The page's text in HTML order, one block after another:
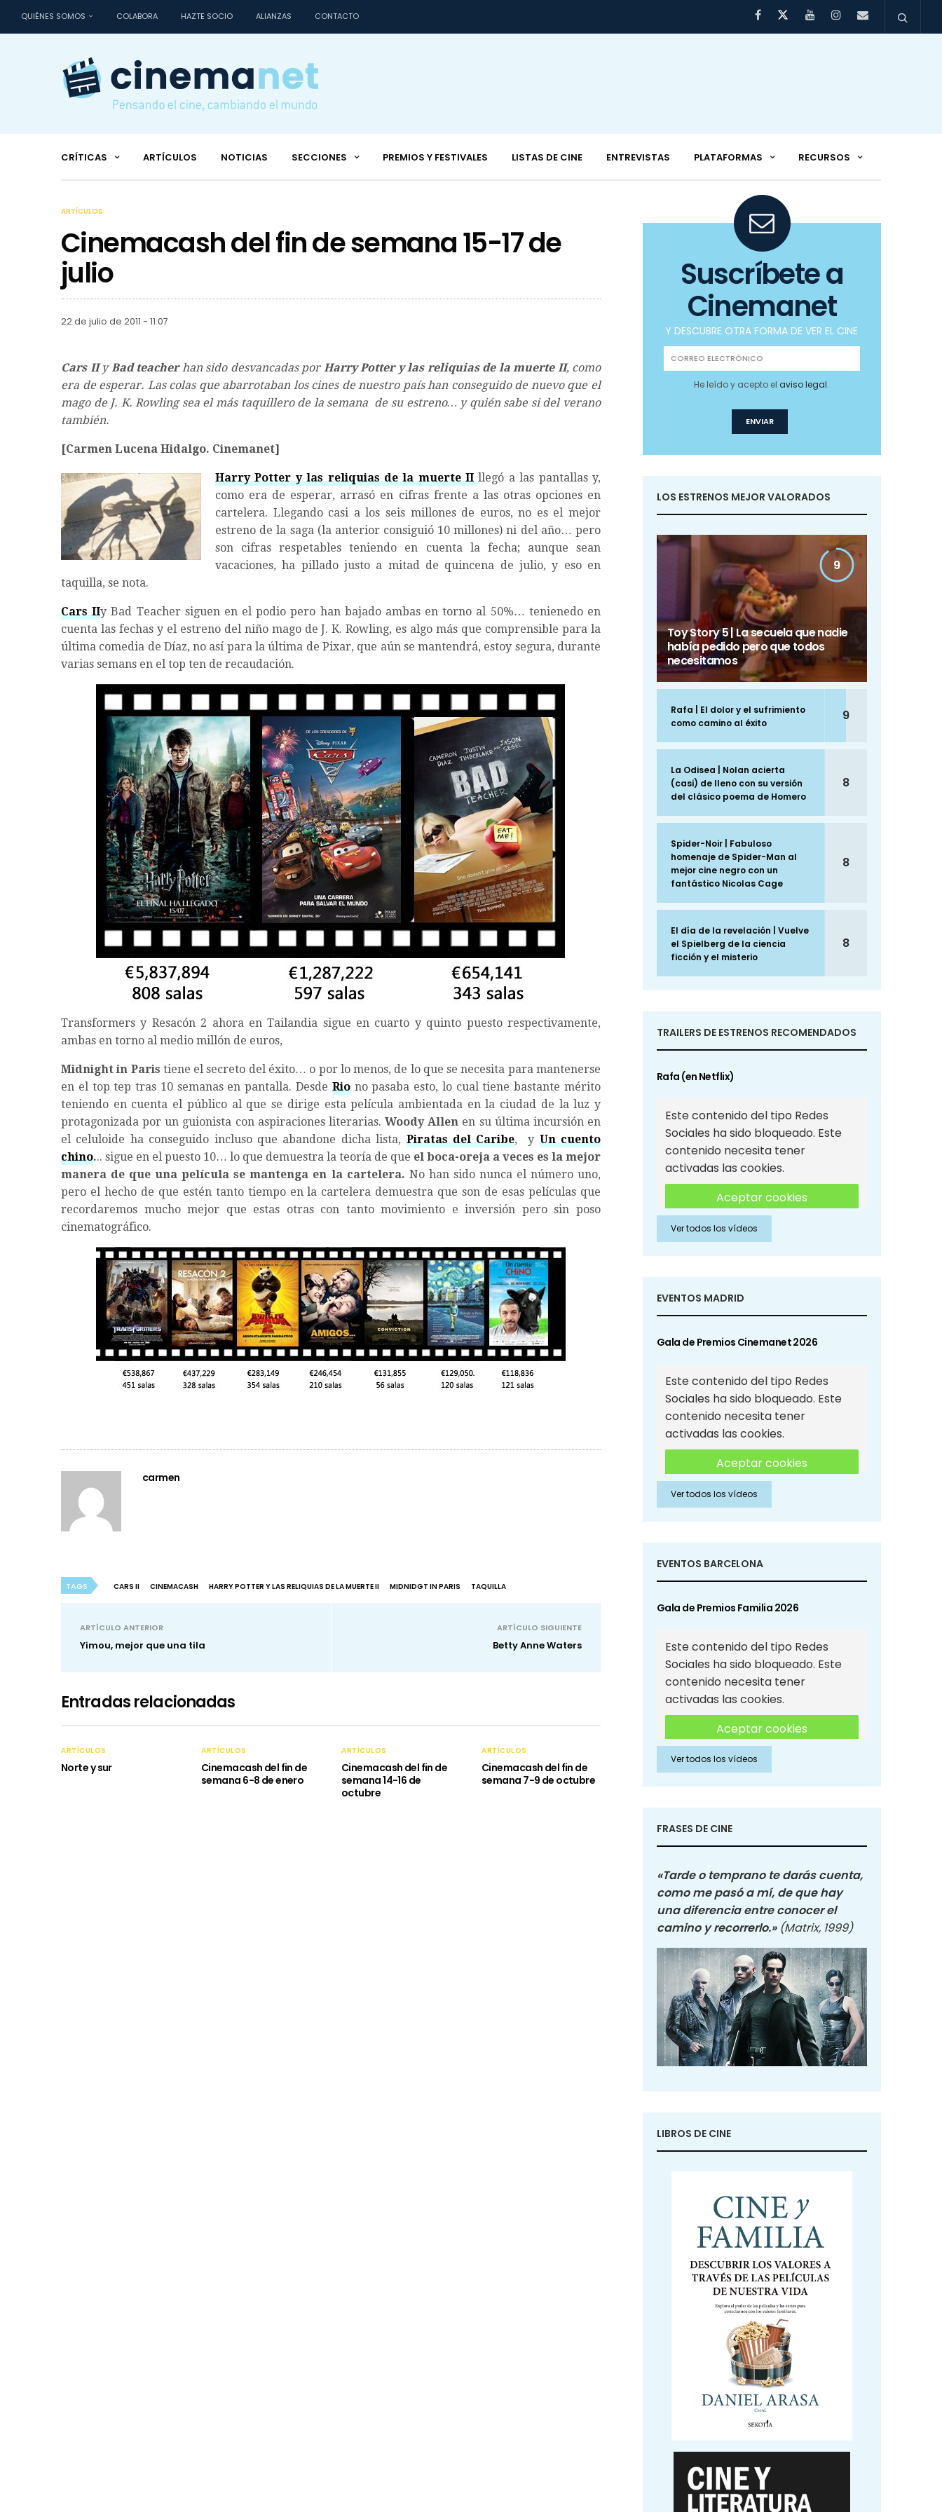
QUIÉNES SOMOS COLABORA HAZTE SOCIO ALIANZAS CONTACTO
CRÍTICAS ARTÍCULOS NOTICIAS SECCIONES PREMIOS Y FESTIVALES LISTAS DE CINE ENTREVISTAS PLATAFORMAS RECURSOS
ARTÍCULOS
Cinemacash del fin de semana 15-17 de
julio
22 de julio de 2011 - 11:07
Cars IIyBad teacherhan sido desvancadas por Harry Potter y las reliquias de la muerte II, como
era de esperar. Las colas que abarrotaban los cines de nuestro país han conseguido de nuevo que el
mago de J. K. Rowling sea el más taquillero de la semana de su estreno… y quién sabe si del verano
también.
[Carmen Lucena Hidalgo. Cinemanet]
Harry Potter y las reliquias de la muerte IIllegó a las pantallas y,
como era de esperar, arrasó en cifras frente a las otras opciones en
cartelera. Llegando casi a los seis millones de euros, no es el mejor
estreno de la saga (la anterior consiguió 10 millones) ni del año… pero
son cifras respetables teniendo en cuenta la fecha; aunque sean
vacaciones, ha pillado justo a mitad de quincena de julio, y eso en
taquilla, se nota.
Cars IIy Bad Teacher siguen en el podio pero han bajado ambas en torno al 50%… tenienedo en
cuenta las fechas y el estreno del niño mago de J. K. Rowling, es algo más que comprensible para la
última comedia de Díaz, no así para la última de Pixar, que aún se mantendrá, estoy segura, durante
varias semans en el top ten de recaudación.
Transformers y Resacón 2 ahora en Tailandia sigue en cuarto y quinto puesto respectivamente,
ambas en torno al medio millón de euros,
Midnight in Paris tiene el secreto del éxito… o por lo menos, de lo que se necesita para mantenerse
en el top tep tras 10 semanas en pantalla. Desde Riono pasaba esto, lo cual tiene bastante mérito
teniendo en cuenta el público al que se dirige esta película ambientada en la ciudad de la luz y
protagonizada por un guionista con aspiraciones literarias.Woody Allen en su última incursión en
el celuloide ha conseguido incluso que abandone dicha lista, Piratas del Caribe, y Un cuento
chino... sigue en el puesto 10… lo que demuestra la teoría de que el boca-oreja a veces es la mejor
manera de que una película se mantenga en la cartelera. No han sido nunca el número uno,
pero el hecho de que estén tanto tiempo en la cartelera demuestra que son de esas películas que
recordaremos mucho mejor que estas otras con tanto movimiento e inversión pero sin poso
cinematográfico.
carmen
TAGS CARS II CINEMACASH HARRY POTTER Y LAS RELIQUIAS DE LA MUERTE II MIDNIDGT IN PARIS TAQUILLA
ARTÍCULO ANTERIOR
Yimou, mejor que una tila
ARTÍCULO SIGUIENTE
Betty Anne Waters
Entradas relacionadas
ARTÍCULOS
Norte y sur
ARTÍCULOS
Cinemacash del fin de
semana 6-8 de enero
ARTÍCULOS
Cinemacash del fin de
semana 14-16 de
octubre
ARTÍCULOS
Cinemacash del fin de
semana 7-9 de octubre
Suscríbete a
Cinemanet
Y DESCUBRE OTRA FORMA DE VER EL CINE
He leído y acepto elaviso legal.
LOS ESTRENOS MEJOR VALORADOS
9
Toy Story 5 | La secuela que nadie
había pedido pero que todos
necesitamos
Rafa | El dolor y el sufrimiento
como camino al éxito
9
La Odisea | Nolan acierta
(casi) de lleno con su versión
del clásico poema de Homero
8
Spider-Noir | Fabuloso
homenaje de Spider-Man al
mejor cine negro con un
fantástico Nicolas Cage
8
El día de la revelación | Vuelve
el Spielberg de la ciencia
ficción y el misterio
8
TRAILERS DE ESTRENOS RECOMENDADOS
Rafa (en Netflix)
Este contenido del tipo Redes
Sociales ha sido bloqueado. Este
contenido necesita tener
activadas las cookies.
Aceptar cookies
Aceptar cookies de Redes
Sociales
Ver todos los vídeos
EVENTOS MADRID
Gala de Premios Cinemanet 2026
Este contenido del tipo Redes
Sociales ha sido bloqueado. Este
contenido necesita tener
activadas las cookies.
Aceptar cookies
Aceptar cookies de Redes
Sociales
Ver todos los vídeos
EVENTOS BARCELONA
Gala de Premios Familia 2026
Este contenido del tipo Redes
Sociales ha sido bloqueado. Este
contenido necesita tener
activadas las cookies.
Aceptar cookies
Aceptar cookies de Redes
Sociales
Ver todos los vídeos
FRASES DE CINE
«Tarde o temprano te darás cuenta,
como me pasó a mí, de que hay
una diferencia entre conocer el
camino y recorrerlo.» (Matrix, 1999)
LIBROS DE CINE